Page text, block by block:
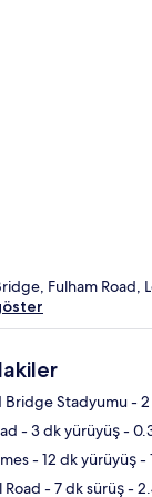
Fulham Road,
Bridge Stadyumu-
- 3 dk yürüyüş-
- 12 dk yürüyüş-
Road - 7 dk sürüş-